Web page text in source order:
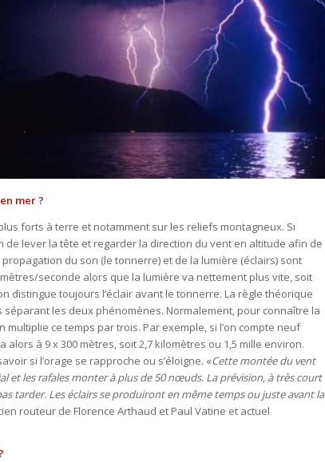
mer ?
forts à terre et notamment sur les reliefs montagneux. Si
de lever la tête et regarder la direction du vent en altitude afin de
du son (le tonnerre) et de la lumière (éclairs) sont
seconde alors que la lumière va nettement plus vite, soit
distingue toujours l’éclair avant le tonnerre. La règle théorique
les deux phénomènes. Normalement, pour connaître la
multiplie ce temps par trois. Par exemple, si l’on compte neuf
alors à 9 x 300 mètres, soit 2,7 kilomètres ou 1,5 mille environ.
si l’orage se rapproche ou s’éloigne. «Cette montée du vent
et les rafales monter à plus de 50 nœuds. La prévision, à très court
tarder. Les éclairs se produiront en même temps ou juste avant la
routeur de Florence Arthaud et Paul Vatine et actuel